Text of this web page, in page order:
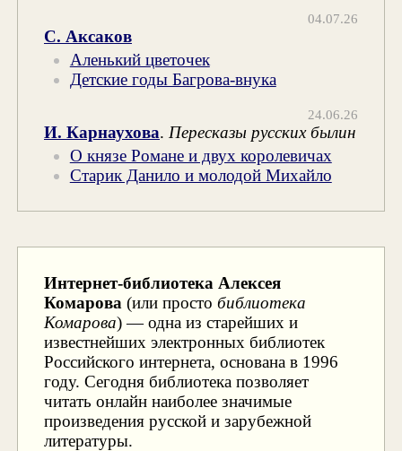
04.07.26
С. Аксаков
Аленький цветочек
Детские годы Багрова-внука
24.06.26
И. Карнаухова. Пересказы русских былин
О князе Романе и двух королевичах
Старик Данило и молодой Михайло
Интернет-библиотека Алексея
Комарова (или просто библиотека
Комарова) — одна из старейших и
известнейших электронных библиотек
Российского интернета, основана в 1996
году. Сегодня библиотека позволяет
читать онлайн наиболее значимые
произведения русской и зарубежной
литературы.